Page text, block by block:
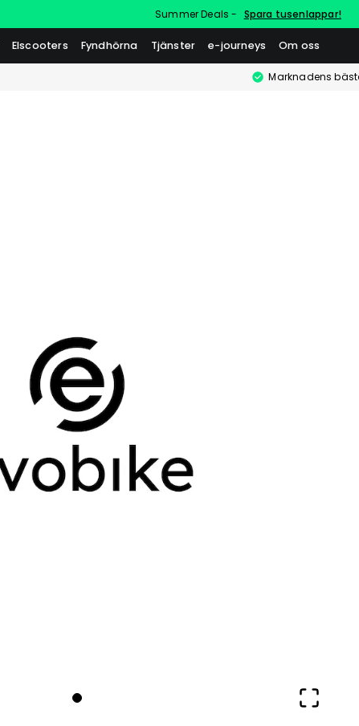
Summer Deals - Spara tusenlappar!
Elscooters Fyndhörna Tjänster e-journeys Om oss
Marknadens